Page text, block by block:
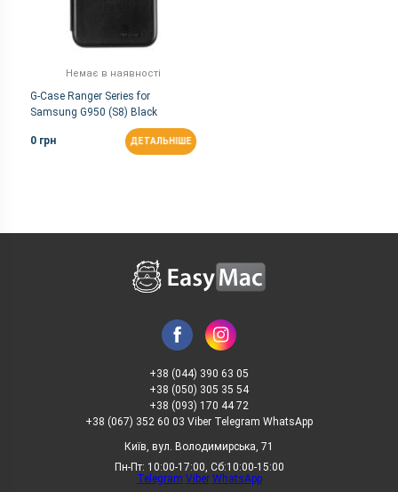
Немає в наявності
G-Case Ranger Series for
Samsung G950 (S8) Black
0 грн ДЕТАЛЬНІШЕ
+38 (044) 390 63 05
+38 (050) 305 35 54
+38 (093) 170 44 72
+38 (067) 352 60 03 Viber Telegram WhatsApp
Київ, вул. Володимирська, 71
Пн-Пт: 10:00-17:00, Сб:10:00-15:00
Telegram Viber WhatsApp